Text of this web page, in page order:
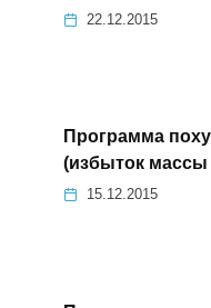
22.12.2015
Программа
(избыток массы
15.12.2015